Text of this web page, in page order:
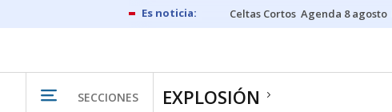
Celtas Cortos Agenda 8 agosto
SECCIONES EXPLOSIÓN